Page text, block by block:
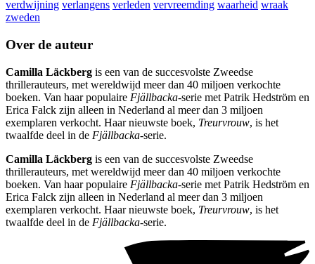
verdwijning verlangens verleden vervreemding waarheid wraak
zweden
Over de auteur
Camilla Läckberg is een van de succesvolste Zweedse
thrillerauteurs, met wereldwijd meer dan 40 miljoen verkochte
boeken. Van haar populaire Fjällbacka-serie met Patrik Hedström en
Erica Falck zijn alleen in Nederland al meer dan 3 miljoen
exemplaren verkocht. Haar nieuwste boek, Treurvrouw, is het
twaalfde deel in de Fjällbacka-serie.
Camilla Läckberg is een van de succesvolste Zweedse
thrillerauteurs, met wereldwijd meer dan 40 miljoen verkochte
boeken. Van haar populaire Fjällbacka-serie met Patrik Hedström en
Erica Falck zijn alleen in Nederland al meer dan 3 miljoen
exemplaren verkocht. Haar nieuwste boek, Treurvrouw, is het
twaalfde deel in de Fjällbacka-serie.